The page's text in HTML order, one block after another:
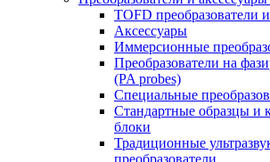
TOFD преобразователи
Аксессуары
Иммерсионные
Преобразователи на
(PA probes)
Специальные
Стандартные образцы и
блоки
Традиционные
преобразователи